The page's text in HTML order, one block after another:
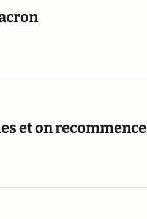
et on recommence